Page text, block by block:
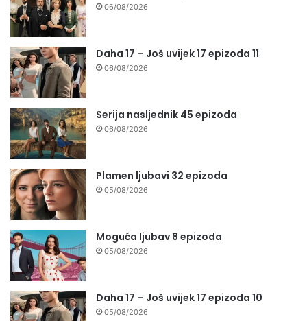
06/08/2026
Daha 17 – Još uvijek 17 epizoda 11
06/08/2026
Serija nasljednik 45 epizoda
06/08/2026
Plamen ljubavi 32 epizoda
05/08/2026
Moguća ljubav 8 epizoda
05/08/2026
Daha 17 – Još uvijek 17 epizoda 10
05/08/2026